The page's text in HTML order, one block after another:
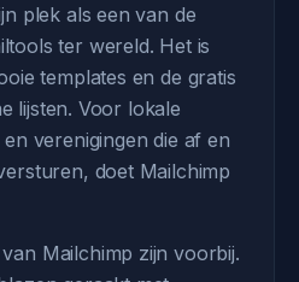
plek als een van de
ter wereld. Het is
templates en de gratis
lijsten. Voor lokale
verenigingen die af en
doet Mailchimp
Mailchimp zijn voorbij.